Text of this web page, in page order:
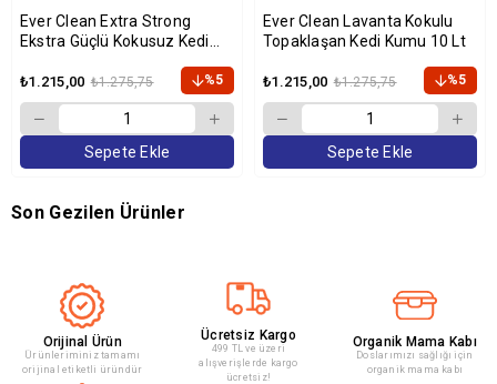
Ever Clean Extra Strong
Ekstra Güçlü Kokusuz Kedi
₺1.215,00 ₺1.275,75 %5
Sepete Ekle
Ever Clean Lavanta Kokulu
Topaklaşan Kedi Kumu 10 Lt
₺1.215,00 ₺1.275,75 %5
Sepete Ekle
Son Gezilen Ürünler
Orijinal Ürün
Ürünleriminiz tamamı
orijinal etiketli üründür
Ücretsiz Kargo
499 TL ve üzeri
alışverişlerde kargo
ücretsiz!
Organik Mama Kabı
Doslarımızı sağlığı için
organik mama kabı